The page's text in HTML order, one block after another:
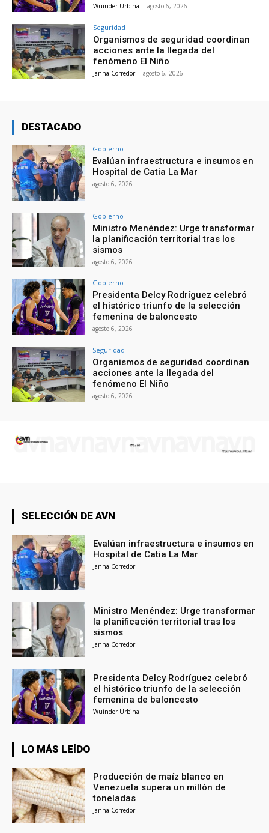
Wuinder Urbina - agosto 6, 2026
Seguridad
Organismos de seguridad coordinan
acciones ante la llegada del
fenómeno El Niño
Janna Corredor - agosto 6, 2026
DESTACADO
Gobierno
Evalúan infraestructura e insumos en
Hospital de Catia La Mar
agosto 6, 2026
Gobierno
Ministro Menéndez: Urge transformar
la planificación territorial tras los
sismos
agosto 6, 2026
Gobierno
Presidenta Delcy Rodríguez celebró
el histórico triunfo de la selección
femenina de baloncesto
agosto 6, 2026
Seguridad
Organismos de seguridad coordinan
acciones ante la llegada del
fenómeno El Niño
agosto 6, 2026
SELECCIÓN DE AVN
Evalúan infraestructura e insumos en
Hospital de Catia La Mar
Janna Corredor
Ministro Menéndez: Urge transformar
la planificación territorial tras los
sismos
Janna Corredor
Presidenta Delcy Rodríguez celebró
el histórico triunfo de la selección
femenina de baloncesto
Wuinder Urbina
LO MÁS LEÍDO
Producción de maíz blanco en
Venezuela supera un millón de
toneladas
Janna Corredor